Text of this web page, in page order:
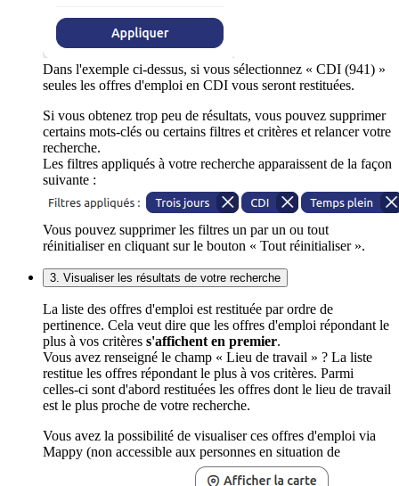
Dans l'exemple ci-dessus, si vous sélectionnez « CDI (941) »
seules les offres d'emploi en CDI vous seront restituées.
Si vous obtenez trop peu de résultats, vous pouvez supprimer
certains mots-clés ou certains filtres et critères et relancer votre
recherche.
Les filtres appliqués à votre recherche apparaissent de la façon
suivante :
Vous pouvez supprimer les filtres un par un ou tout
réinitialiser en cliquant sur le bouton « Tout réinitialiser ».
3. Visualiser les résultats de votre recherche
La liste des offres d'emploi est restituée par ordre de
pertinence. Cela veut dire que les offres d'emploi répondant le
plus à vos critères s'affichent en premier.
Vous avez renseigné le champ « Lieu de travail » ? La liste
restitue les offres répondant le plus à vos critères. Parmi
celles-ci sont d'abord restituées les offres dont le lieu de travail
est le plus proche de votre recherche.
Vous avez la possibilité de visualiser ces offres d'emploi via
Mappy (non accessible aux personnes en situation de